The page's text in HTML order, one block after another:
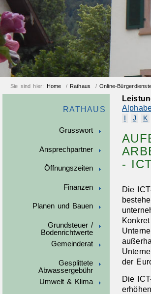
Sie sind hier: Home / Rathaus / Online-
RATHAUS
Grusswort
Ansprechpartner
Öffnungszeiten
Finanzen
Planen und Bauen
Grundsteuer /
Bodenrichtwerte
Gemeinderat
Gesplittete
Abwassergebühr
Umwelt & Klima
J K
-
Die
der
Die